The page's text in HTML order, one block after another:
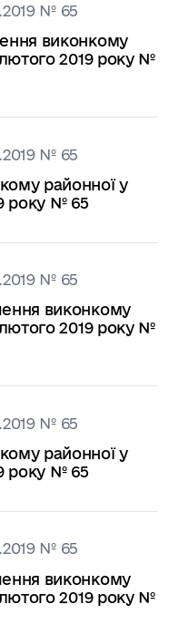
№ 65
виконкому
лютого 2019 року №
№ 65
районної у
року № 65
№ 65
виконкому
лютого 2019 року №
№ 65
районної у
року № 65
№ 65
виконкому
лютого 2019 року №